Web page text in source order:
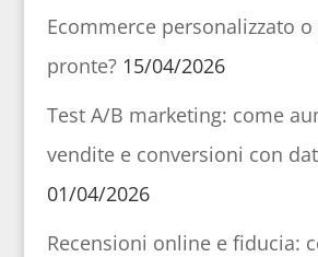
Ecommerce personalizzato
pronte? 15/04/2026
Test A/B marketing: come
vendite e conversioni con
01/04/2026
Recensioni online e fiducia: